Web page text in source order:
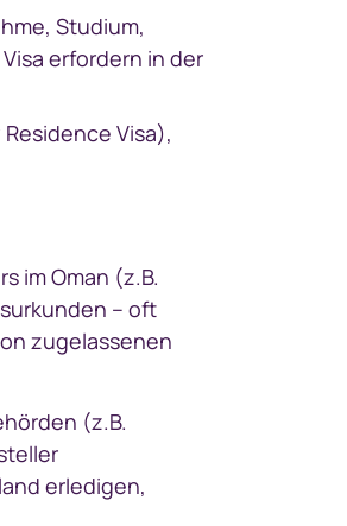
Studium,
erfordern in der
Visa),
im Oman (z.B.
– oft
zugelassenen
(z.B.
erledigen,